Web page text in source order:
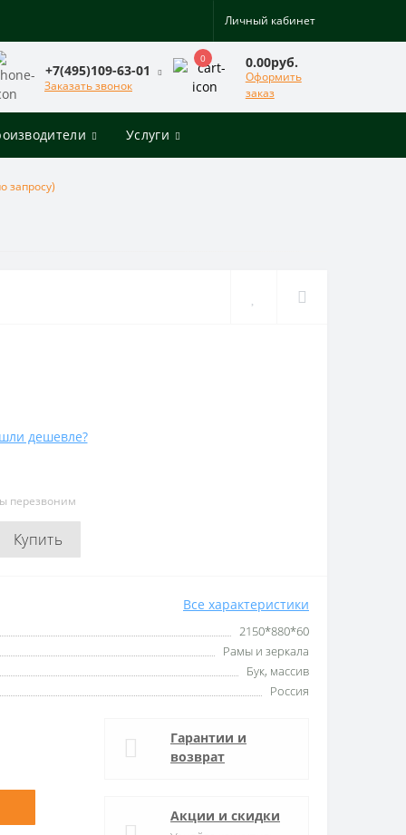
Личный кабинет
+7(495)109-63-01
Заказать звонок
0 0.00руб.
Оформить
заказ
Услуги
запросу)
дешевле?
перезвоним
Купить
Все характеристики
2150*880*60
Рамы и зеркала
Бук, массив
Россия
Гарантии и
возврат
Акции и скидки